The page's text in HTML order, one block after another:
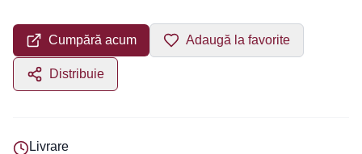
Cumpără acum Adaugă la favorite
Distribuie
Livrare